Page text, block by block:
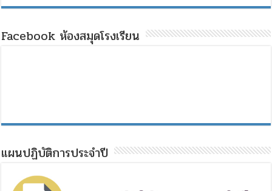
Facebook ห้องสมุดโรงเรียน
แผนปฏิบัติการประจำปี